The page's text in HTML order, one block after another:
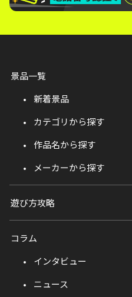
景品一覧
新着景品
カテゴリから探す
作品名から探す
メーカーから探す
遊び方攻略
コラム
インタビュー
ニュース